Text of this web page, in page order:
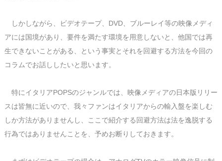
しかしながら、ビデオテープ、DVD、ブルーレイ等の映像メディ
アには国境があり、要件を満たす環境を用意しないと、他国では再
生できないことがある、という事実とそれを回避する方法を今回の
コラムでお話ししたいと思います。
特にイタリアPOPSのジャンルでは、映像メディアの日本版リリー
スは皆無に近いので、我々ファンはイタリアからの輸入盤を楽しむ
しか方法がありませんし、ここで紹介する回避方法は法を逸脱する
行為ではありませんことを、予めお断りしておきます。